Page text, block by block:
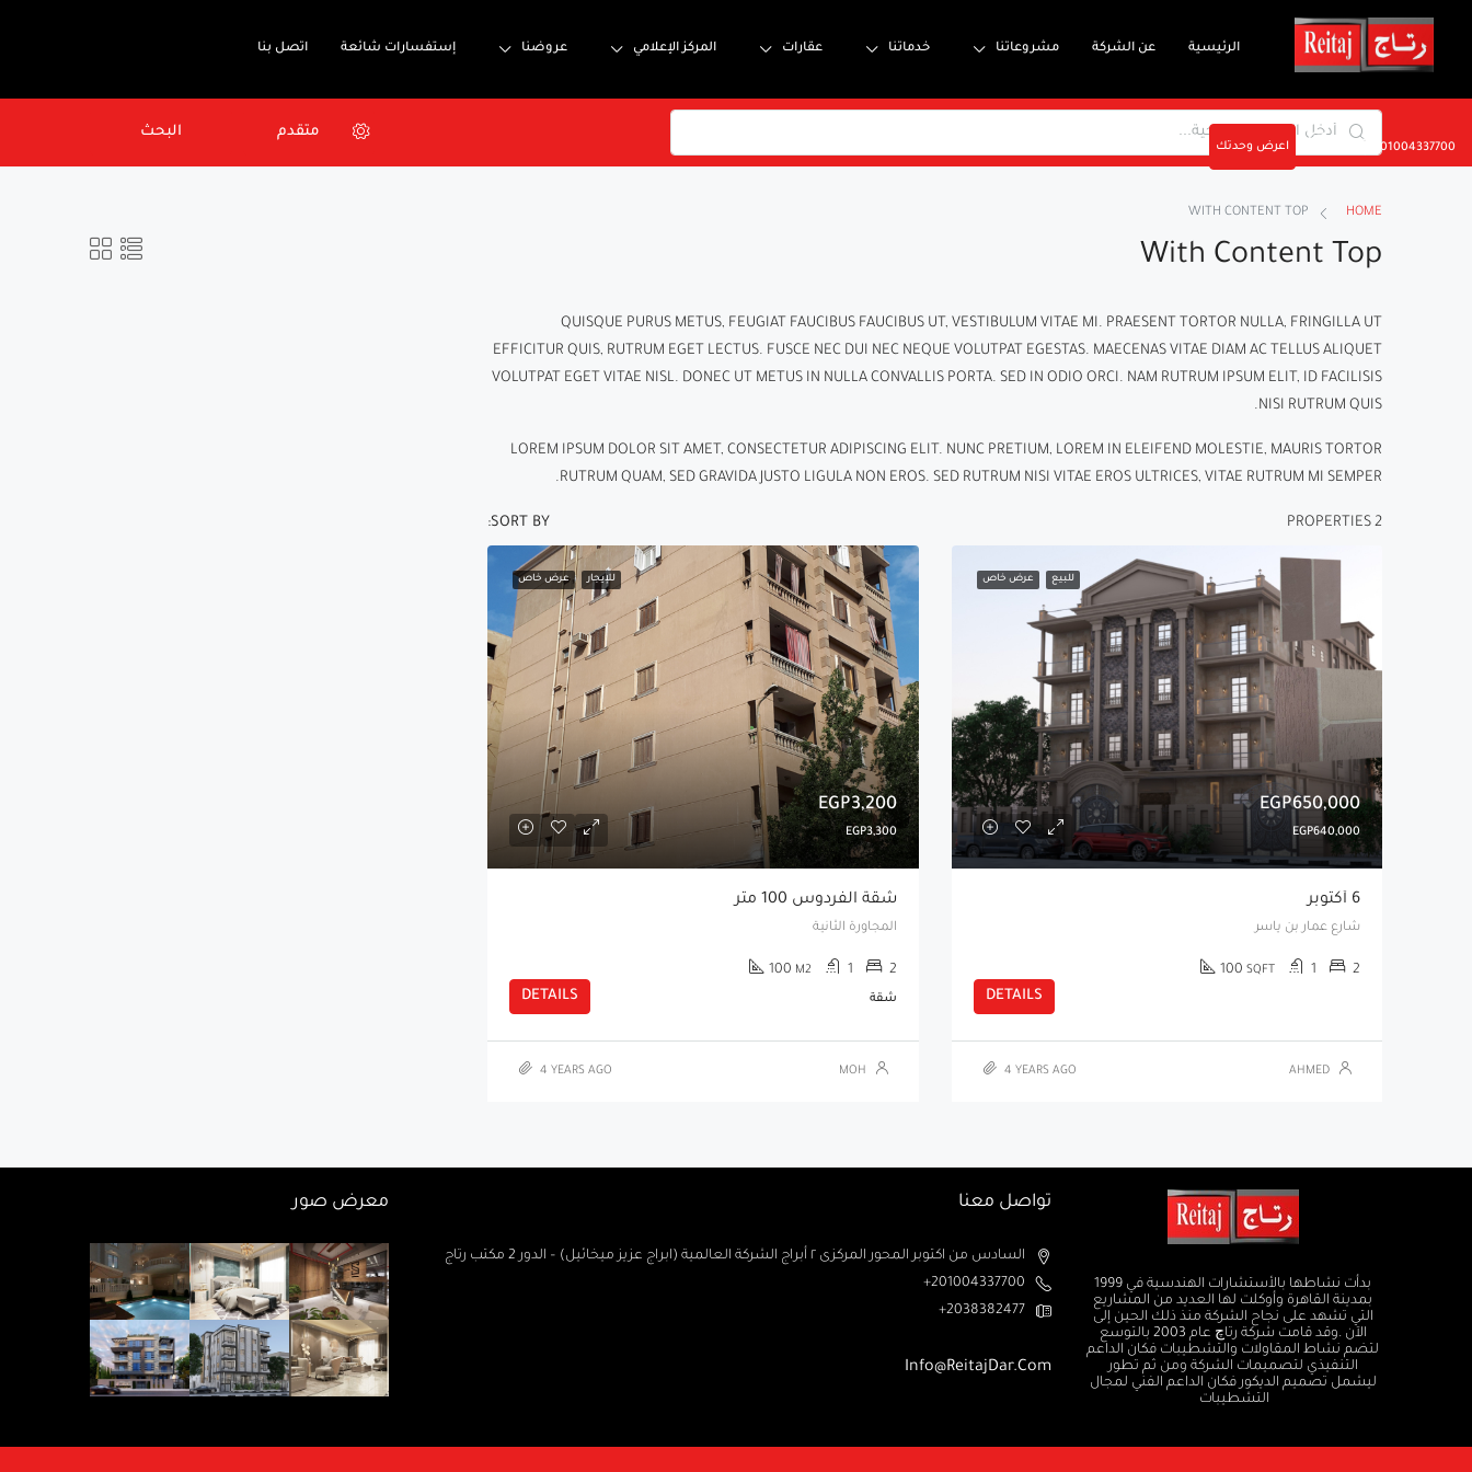
الرئيسية عن الشركة مشروعاتنا خدماتنا عقارات المركز الإعلامي عروضنا إستفسارات شائعة اتصل بنا
01004337700 اعرض وحدتك
متقدم البحث
HOME
WITH CONTENT TOP
With Content Top
QUISQUE PURUS METUS, FEUGIAT FAUCIBUS FAUCIBUS UT, VESTIBULUM VITAE MI. PRAESENT TORTOR NULLA, FRINGILLA UT
EFFICITUR QUIS, RUTRUM EGET LECTUS. FUSCE NEC DUI NEC NEQUE VOLUTPAT EGESTAS. MAECENAS VITAE DIAM AC TELLUS ALIQUET
VOLUTPAT EGET VITAE NISL. DONEC UT METUS IN NULLA CONVALLIS PORTA. SED IN ODIO ORCI. NAM RUTRUM IPSUM ELIT, ID FACILISIS
NISI RUTRUM QUIS.
LOREM IPSUM DOLOR SIT AMET, CONSECTETUR ADIPISCING ELIT. NUNC PRETIUM, LOREM IN ELEIFEND MOLESTIE, MAURIS TORTOR
RUTRUM QUAM, SED GRAVIDA JUSTO LIGULA NON EROS. SED RUTRUM NISI VITAE EROS ULTRICES, VITAE RUTRUM MI SEMPER.
2 PROPERTIES
SORT BY:
للبيع عرض خاص
EGP650,000
EGP640,000
6 أكتوبر
شارع عمار بن ياسر
2
1
100 SQFT
DETAILS
AHMED
4 YEARS AGO
للإيجار عرض خاص
EGP3,200
EGP3,300
شقة الفردوس 100 متر
المجاورة الثانية
2
1
100 M2
شقة DETAILS
MOH
4 YEARS AGO
بدأت نشاطها بالأستشارات الهندسية في 1999
بمدينة القاهرة وأوكلت لها العديد من المشاريع
التي تشهد على نجاح الشركة منذ ذلك الحين إلى
الآن .وقد قامت شركة رتاچ عام 2003 بالتوسع
لتضم نشاط المقاولات والتشطيبات فكان الداعم
التنفيذي لتصميمات الشركة ومن ثم تطور
ليشمل تصميم الديكور فكان الداعم الفني لمجال
التشطيبات
تواصل معنا
السادس من اكتوبر المحور المركزى ٢ أبراج الشركة العالمية (ابراج عزيز ميخائيل) – الدور 2 مكتب رتاج
201004337700+
2038382477+
Info@ReitajDar.com
معرض صور